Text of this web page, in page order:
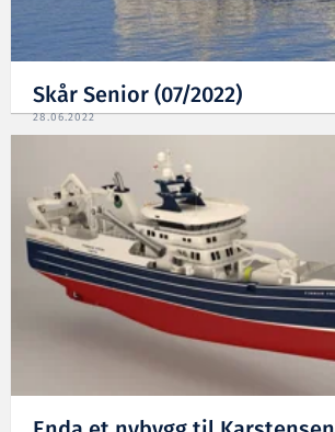
Skår Senior (07/2022)
28.06.2022